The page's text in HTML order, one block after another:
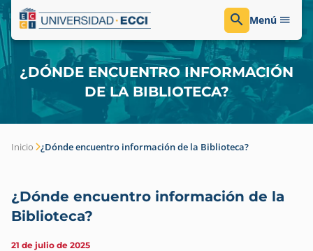
Menú
¿DÓNDE ENCUENTRO INFORMACIÓN
DE LA BIBLIOTECA?
Inicio ¿Dónde encuentro información de la Biblioteca?
¿Dónde encuentro información de la
Biblioteca?
21 de julio de 2025